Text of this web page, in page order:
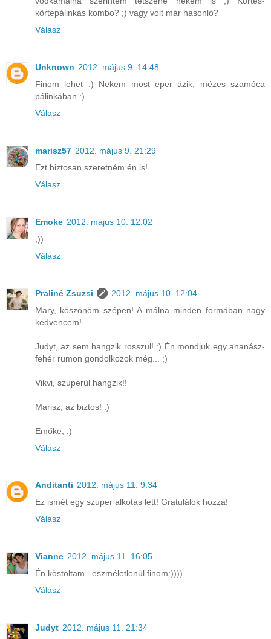
körtepálinkás kombo? ;) vagy volt már hasonló?
Válasz
Unknown 2012. május 9. 14:48
Finom lehet :) Nekem most eper ázik, mézes szamóca
pálinkában :)
Válasz
marisz57 2012. május 9. 21:29
Ezt biztosan szeretném én is!
Válasz
Emoke 2012. május 10. 12:02
;))
Válasz
Praliné Zsuzsi
2012. május 10. 12:04
Mary, köszönöm szépen! A málna minden formában nagy
kedvencem!
Judyt, az sem hangzik rosszul! :) Én mondjuk egy ananász-
fehér rumon gondolkozok még... ;)
Vikvi, szuperül hangzik!!
Marisz, az biztos! :)
Emőke, ;)
Válasz
Anditanti 2012. május 11. 9:34
Ez ismét egy szuper alkotás lett! Gratulálok hozzá!
Válasz
Vianne 2012. május 11. 16:05
Én kòstoltam...eszméletlenül finom:))))
Válasz
Judyt 2012. május 11. 21:34